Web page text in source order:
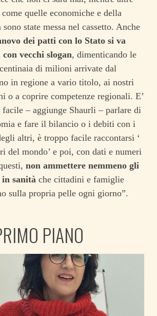
quelle economiche e della
sono state messa nel cassetto. Anche
dei patti con lo Stato si va
vecchi slogan, dimenticando le
di milioni arrivate dal
in regione a vario titolo, ai nostri
o a coprire competenze regionali. E’
facile – aggiunge Shaurli – parlare di
e fare il bilancio o i debiti con i
altri, è troppo facile raccontarsi ‘
del mondo’ e poi, con dati e numeri
non ammettere nemmeno gli
sanità che cittadini e famiglie
sulla propria pelle ogni giorno”.
PIANO